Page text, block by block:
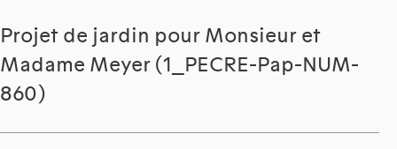
Projet de jardin pour Monsieur et
Madame Meyer (1_PECRE-Pap-NUM-
860)